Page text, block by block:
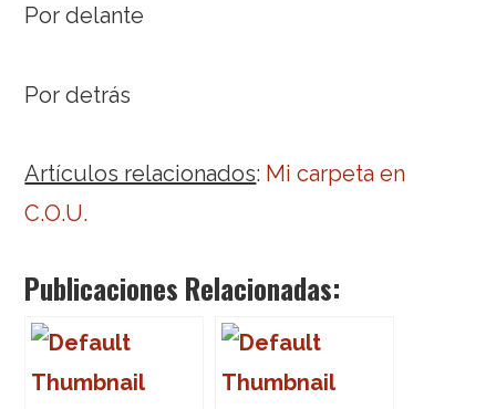
Por delante
Por detrás
Artículos relacionados: Mi carpeta en
C.O.U.
Publicaciones Relacionadas: